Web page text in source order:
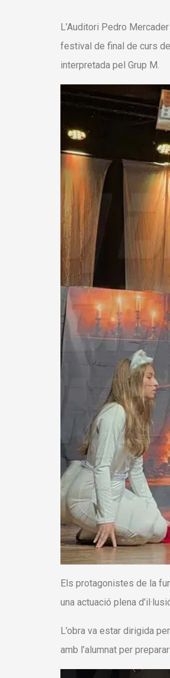
L’Auditori Pedro
festival de final de curs de
interpretada pel Grup M.
Els protagonistes de la
una actuació plena
L’obra va estar dirigida per
amb l’alumnat per